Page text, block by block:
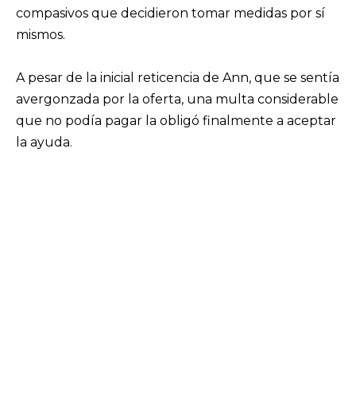
compasivos que decidieron tomar medidas por sí
mismos.
A pesar de la inicial reticencia de Ann, que se sentía
avergonzada por la oferta, una multa considerable
que no podía pagar la obligó finalmente a aceptar
la ayuda.